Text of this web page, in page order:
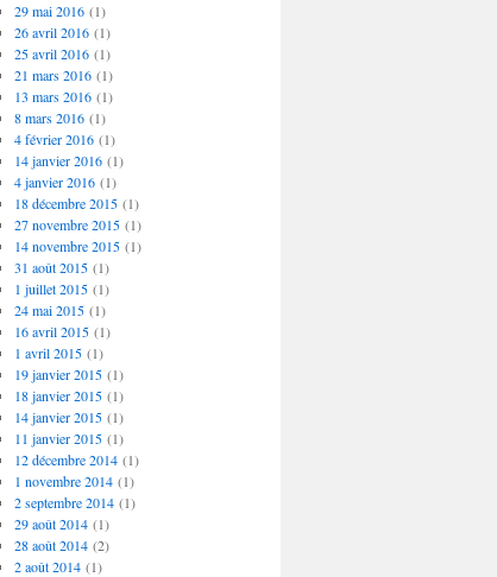
29 mai 2016(1)
26 avril 2016(1)
25 avril 2016(1)
21 mars 2016(1)
13 mars 2016(1)
8 mars 2016(1)
4 février 2016(1)
14 janvier 2016(1)
4 janvier 2016(1)
18 décembre 2015(1)
27 novembre 2015(1)
14 novembre 2015(1)
31 août 2015(1)
1 juillet 2015(1)
24 mai 2015(1)
16 avril 2015(1)
1 avril 2015(1)
19 janvier 2015(1)
18 janvier 2015(1)
14 janvier 2015(1)
11 janvier 2015(1)
12 décembre 2014(1)
1 novembre 2014(1)
2 septembre 2014(1)
29 août 2014(1)
28 août 2014(2)
2 août 2014(1)